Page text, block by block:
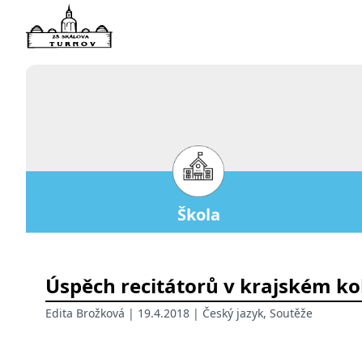
Škola
Úspěch recitátorů v krajském
Edita Brožková | 19.4.2018 | Český jazyk, Soutěže